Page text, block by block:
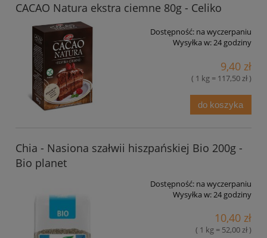
CACAO Natura ekstra ciemne 80g - Celiko
Dostępność: na wyczerpaniu
Wysyłka w:24 godziny
9,40 zł
( 1 kg = 117,50 zł )
do koszyka
Chia - Nasiona szałwii hiszpańskiej Bio 200g -
Bio planet
Dostępność: na wyczerpaniu
Wysyłka w:24 godziny
10,40 zł
( 1 kg = 52,00 zł )